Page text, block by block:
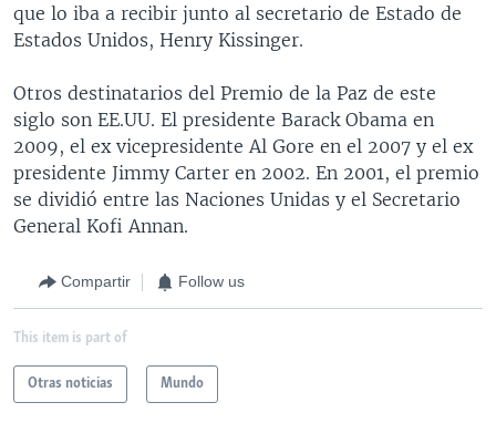
que lo iba a recibir junto al secretario de Estado de
Estados Unidos, Henry Kissinger.
Otros destinatarios del Premio de la Paz de este
siglo son EE.UU. El presidente Barack Obama en
2009, el ex vicepresidente Al Gore en el 2007 y el ex
presidente Jimmy Carter en 2002. En 2001, el premio
se dividió entre las Naciones Unidas y el Secretario
General Kofi Annan.
Compartir Follow us
This item is part of
Otras noticias Mundo